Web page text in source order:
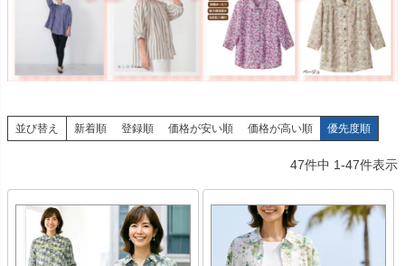
並び替え 新着順 登録順 価格が安い順 価格が高い順 優先度順
47件中 1-47件表示